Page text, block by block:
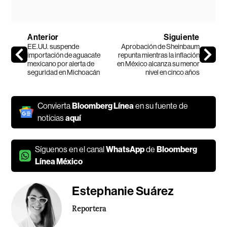
Anterior
EE.UU. suspende
importación de aguacate
mexicano por alerta de
seguridad en Michoacán
Siguiente
Aprobación de Sheinbaum
repunta mientras la inflación
en México alcanza su menor
nivel en cinco años
ConviertaBloomberg Línea en su fuente de
noticiasaquí
Síguenos en el canalWhatsAppdeBloomberg
Línea México
Estephanie Suárez
Reportera